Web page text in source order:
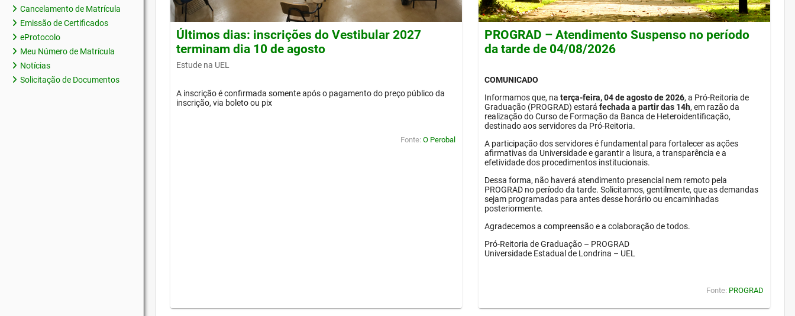
Cancelamento de Matrícula
Emissão de Certificados
eProtocolo
Meu Número de Matrícula
Notícias
Solicitação de Documentos
Últimos dias: inscrições do Vestibular 2027
terminam dia 10 de agosto
Estude na UEL
A inscrição é confirmada somente após o pagamento do preço público da
inscrição, via boleto ou pix
Fonte: O Perobal
PROGRAD – Atendimento Suspenso no período
da tarde de 04/08/2026
COMUNICADO
Informamos que, na terça-feira, 04 de agosto de 2026, a Pró-Reitoria de
Graduação (PROGRAD) estará fechada a partir das 14h, em razão da
realização do Curso de Formação da Banca de Heteroidentificação,
destinado aos servidores da Pró-Reitoria.
A participação dos servidores é fundamental para fortalecer as ações
afirmativas da Universidade e garantir a lisura, a transparência e a
efetividade dos procedimentos institucionais.
Dessa forma, não haverá atendimento presencial nem remoto pela
PROGRAD no período da tarde. Solicitamos, gentilmente, que as demandas
sejam programadas para antes desse horário ou encaminhadas
posteriormente.
Agradecemos a compreensão e a colaboração de todos.
Pró-Reitoria de Graduação – PROGRAD
Universidade Estadual de Londrina – UEL
Fonte: PROGRAD